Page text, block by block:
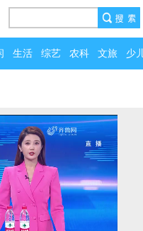
生活 综艺 农科 文旅 少